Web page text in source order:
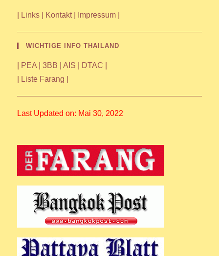
Links Kontakt| Impressum
WICHTIGE INFO THAILAND
PEA 3BB AIS DTAC
Liste Farang
Last Updated on: Mai 30, 2022